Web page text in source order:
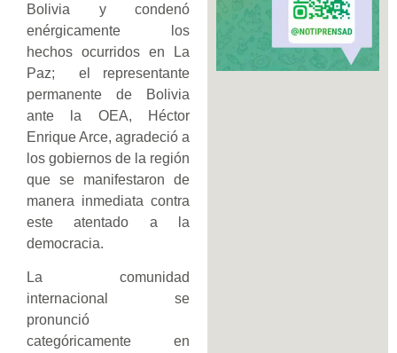
Bolivia y condenó
enérgicamente los
hechos ocurridos en La
Paz; el representante
permanente de Bolivia
ante la OEA, Héctor
Enrique Arce, agradeció a
los gobiernos de la región
que se manifestaron de
manera inmediata contra
este atentado a la
democracia.
La comunidad
internacional se
pronunció
categóricamente en